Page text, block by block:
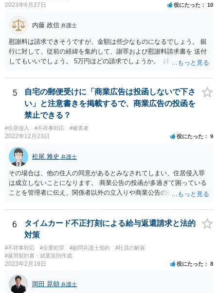
2023年6月27日 役にたった 10
内藤 政信 弁護士
慰謝料は請求できそうですが、金額は些少なものになるでしょう。 銀
行に対して、従前の経緯を集約して、謝罪および慰謝料請求書を 送付
してもいいでしょう。 5万円ほどの請求でしょうか。（私見）
5
自宅の郵便受けに「商業広告は投函しないで下さ
い」と注意書きを掲載するで、商業広告の投函を
禁止できる？
#住居侵入 #不祥事対応 #被害者
2022年12月23日 役にたった 9
松尾 雅史 弁護士
その場合は、他の住人の同意があるとみなされてしまい、住居侵入罪
は成立しないことになります。 商業公告の投函が多過ぎて困っている
ことを管理者に伝え、関係者以外の立入りや商業公告の投函を禁ずる
6
タイムカード不正打刻による給与返還請求と法的
対策
#不祥事対応 #企業犯罪 #顧問弁護士契約
#社員の解雇
#雇用契約書・就業規則作成
2023年2月19日 役にたった 8
岡田 晃朝 弁護士